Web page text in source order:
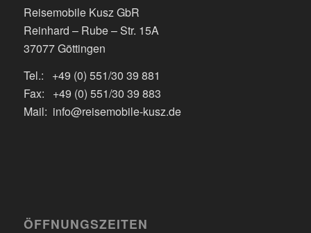
Reisemobile Kusz GbR
Reinhard – Rube – Str. 15A
37077 Göttingen
Tel.: +49 (0) 551/30 39 881
Fax: +49 (0) 551/30 39 883
Mail: info@reisemobile-kusz.de
ÖFFNUNGSZEITEN